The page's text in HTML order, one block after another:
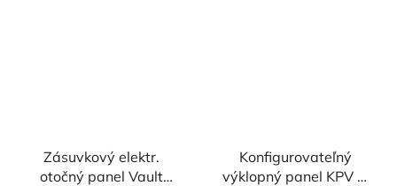
Zásuvkový elektr.
otočný panel Vault
Konfigurovateľný
výklopný panel KPV 4,